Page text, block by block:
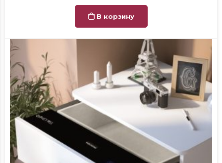
В корзину